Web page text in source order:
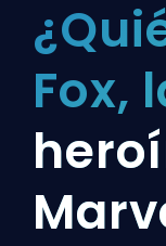
Fox,